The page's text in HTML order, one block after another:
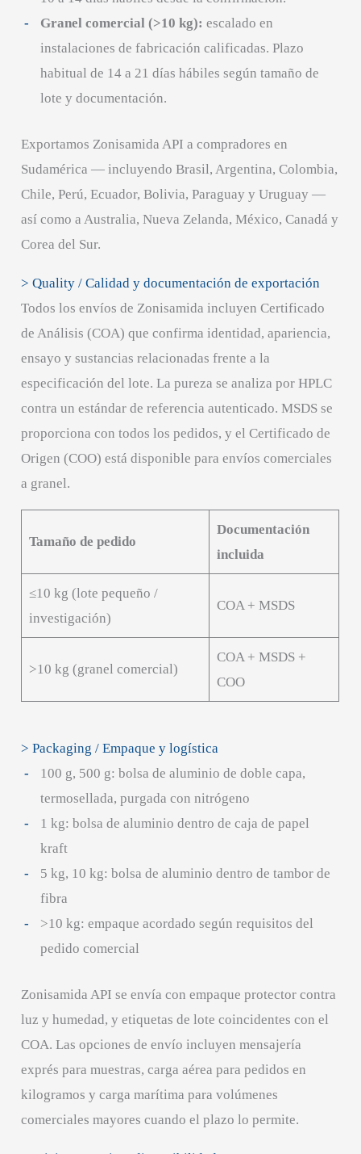
Granel comercial (>10 kg): escalado en
instalaciones de fabricación calificadas. Plazo
habitual de 14 a 21 días hábiles según tamaño de
lote y documentación.
Exportamos Zonisamida API a compradores en
Sudamérica — incluyendo Brasil, Argentina, Colombia,
Chile, Perú, Ecuador, Bolivia, Paraguay y Uruguay —
así como a Australia, Nueva Zelanda, México, Canadá y
Corea del Sur.
> Quality / Calidad y documentación de exportación
Todos los envíos de Zonisamida incluyen Certificado
de Análisis (COA) que confirma identidad, apariencia,
ensayo y sustancias relacionadas frente a la
especificación del lote. La pureza se analiza por HPLC
contra un estándar de referencia autenticado. MSDS se
proporciona con todos los pedidos, y el Certificado de
Origen (COO) está disponible para envíos comerciales
a granel.
Tamaño de pedido
Documentación
incluida
≤10 kg (lote pequeño /
investigación)
COA + MSDS
>10 kg (granel comercial)
COA + MSDS +
COO
> Packaging / Empaque y logística
100 g, 500 g: bolsa de aluminio de doble capa,
termosellada, purgada con nitrógeno
1 kg: bolsa de aluminio dentro de caja de papel
kraft
5 kg, 10 kg: bolsa de aluminio dentro de tambor de
fibra
>10 kg: empaque acordado según requisitos del
pedido comercial
Zonisamida API se envía con empaque protector contra
luz y humedad, y etiquetas de lote coincidentes con el
COA. Las opciones de envío incluyen mensajería
exprés para muestras, carga aérea para pedidos en
kilogramos y carga marítima para volúmenes
comerciales mayores cuando el plazo lo permite.